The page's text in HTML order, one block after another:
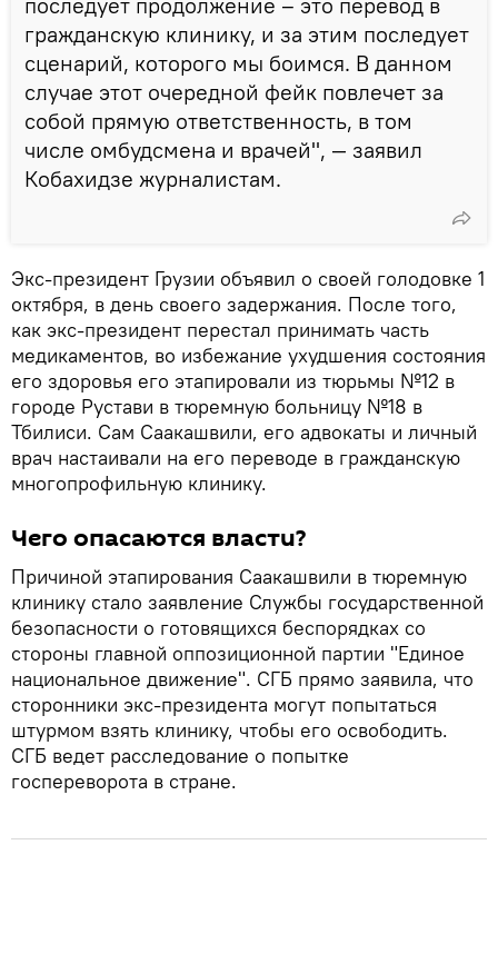
гражданскую клинику, и за этим последует
сценарий, которого мы боимся. В данном
случае этот очередной фейк повлечет за
собой прямую ответственность, в том
числе омбудсмена и врачей", — заявил
Кобахидзе журналистам.
Экс-президент Грузии объявил о своей голодовке 1
октября, в день своего задержания. После того,
как экс-президент перестал принимать часть
медикаментов, во избежание ухудшения состояния
его здоровья его этапировали из тюрьмы №12 в
городе Рустави в тюремную больницу №18 в
Тбилиси. Сам Саакашвили, его адвокаты и личный
врач настаивали на его переводе в гражданскую
многопрофильную клинику.
Чего опасаются власти?
Причиной этапирования Саакашвили в тюремную
клинику стало заявление Службы государственной
безопасности о готовящихся беспорядках со
стороны главной оппозиционной партии "Единое
национальное движение". СГБ прямо заявила, что
сторонники экс-президента могут попытаться
штурмом взять клинику, чтобы его освободить.
СГБ ведет расследование о попытке
госпереворота в стране.